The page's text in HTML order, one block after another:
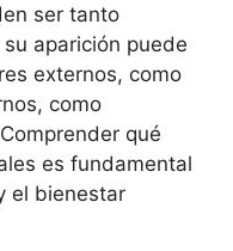
ser tanto
aparición puede
externos, como
como
qué
es fundamental
el bienestar